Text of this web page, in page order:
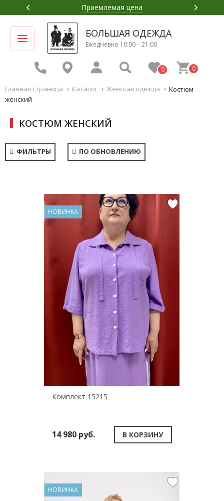
Приемлемая цена
БОЛЬШАЯ ОДЕЖДА
Ежедневно 10:00 – 21:00
0 0
Главная страница Каталог Женская одежда
Костюм
женский
КОСТЮМ ЖЕНСКИЙ
ФИЛЬТРЫ ПО ОБНОВЛЕНИЮ
НОВИНКА
Комплект 15215
14 980 руб. В КОРЗИНУ
НОВИНКА